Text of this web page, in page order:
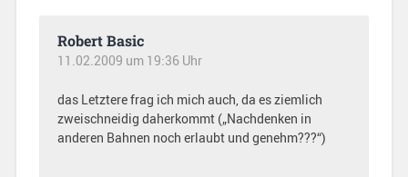
Robert Basic
11.02.2009 um 19:36 Uhr
das Letztere frag ich mich auch, da es ziemlich
zweischneidig daherkommt („Nachdenken in
anderen Bahnen noch erlaubt und genehm???“)